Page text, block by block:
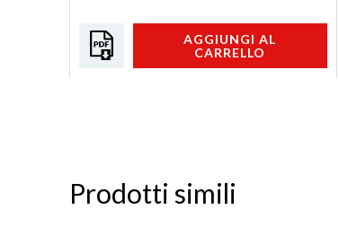
AGGIUNGI AL
CARRELLO
Prodotti simili